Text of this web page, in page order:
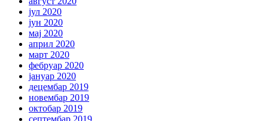
јул 2020
јун 2020
мај 2020
април 2020
март 2020
фебруар 2020
јануар 2020
децембар 2019
новембар 2019
октобар 2019
септембар 2019